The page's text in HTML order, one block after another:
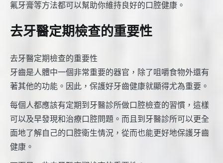
氟牙膏等方法都可以幫助你維持良好的口腔健康。
去牙醫定期檢查的重要性
去牙醫定期檢查的重要性
牙齒是人體中一個非常重要的器官，除了咀嚼食物外還有
著其他的功能。因此，保護好牙齒健康就顯得尤為重要。
每個人都應該有定期到牙醫診所做口腔檢查的習慣，這樣
可以及早發現和治療口腔問題。而且到牙醫診所可以更全
面地了解自己的口腔衛生情況，從而也能更好地保護牙齒
健康。